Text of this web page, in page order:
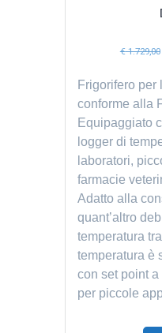
€1.729,00
Frigorifero per
conforme alla
Equipaggiato
logger di
laboratori,
farmacie
Adatto alla
quant’altro
temperatura
temperatura è
con set point
per piccole